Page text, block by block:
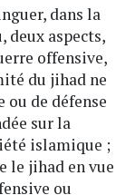
dans la
deux aspects,
offensive,
du jihad ne
de défense
sur la
islamique ;
le jihad en vue
ou